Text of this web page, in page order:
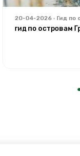
20-04-2026 Гид по
гид по островам